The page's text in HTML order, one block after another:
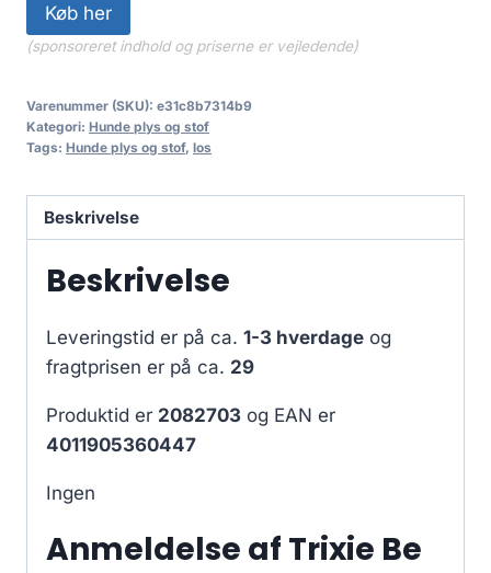
Køb her
(sponsoreret indhold og priserne er vejledende)
Varenummer (SKU): e31c8b7314b9
Kategori: Hunde plys og stof
Tags: Hunde plys og stof, los
Beskrivelse
Beskrivelse
Leveringstid er på ca. 1-3 hverdage og
fragtprisen er på ca. 29
Produktid er 2082703 og EAN er
4011905360447
Ingen
Anmeldelse af Trixie Be